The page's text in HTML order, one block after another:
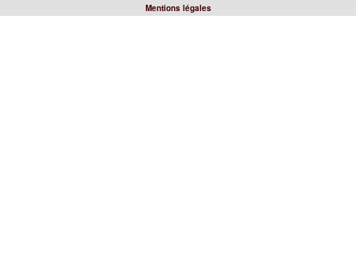
Mentions légales